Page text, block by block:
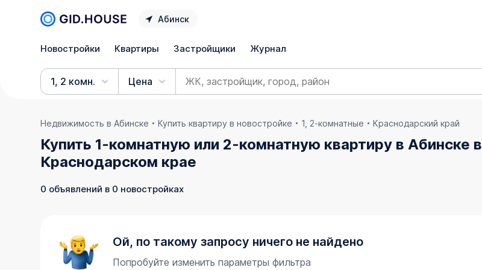
Абинск
Новостройки Квартиры Застройщики Журнал
1, 2 комн. Цена
Недвижимость в Абинске Купить квартиру в новостройке 1, 2-комнатные Краснодарский край
Купить 1-комнатную или 2-комнатную квартиру в Абинске в
Краснодарском крае
0 объявлений в 0 новостройках
Ой, по такому запросу ничего не найдено
Попробуйте изменить параметры фильтра